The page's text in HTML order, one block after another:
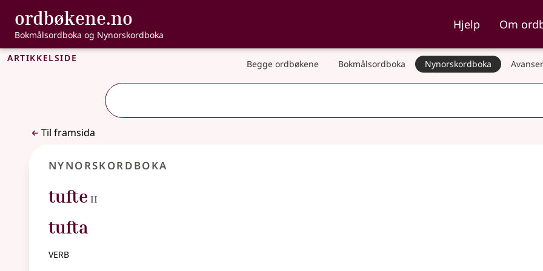
Gå til hovudinnhald
Tilgjenge
ordbøkene.no , Bokmålsordboka og Nynorskordboka
Bokmålsordboka og Nynorskordboka
Hjelp Om
Artikkelside Begge ordbøkene Bokmålsordboka Nynorskordboka
Til framsida
Nynorskordboka
tufte II
tufta
verb